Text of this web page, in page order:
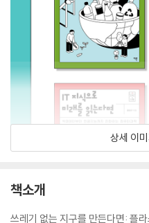
상세 이
책소개
쓰레기 없는 지구를 만든다면: 플